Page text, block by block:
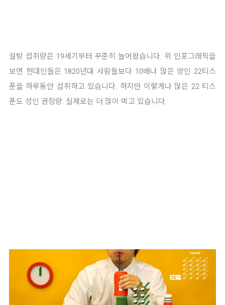
설탕 섭취량은 19세기부터 꾸준히 늘어왔습니다. 위 인포그래픽을
보면 현대인들은 1820년대 사람들보다 10배나 많은 양인 22티스
푼을 하루동안 섭취하고 있습니다. 하지만 이렇게나 많은 22 티스
푼도 성인 권장량. 실제로는 더 많이 먹고 있습니다.